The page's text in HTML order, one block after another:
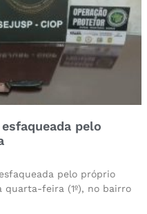
pelo
pelo próprio
quarta-feira (1º), no bairro